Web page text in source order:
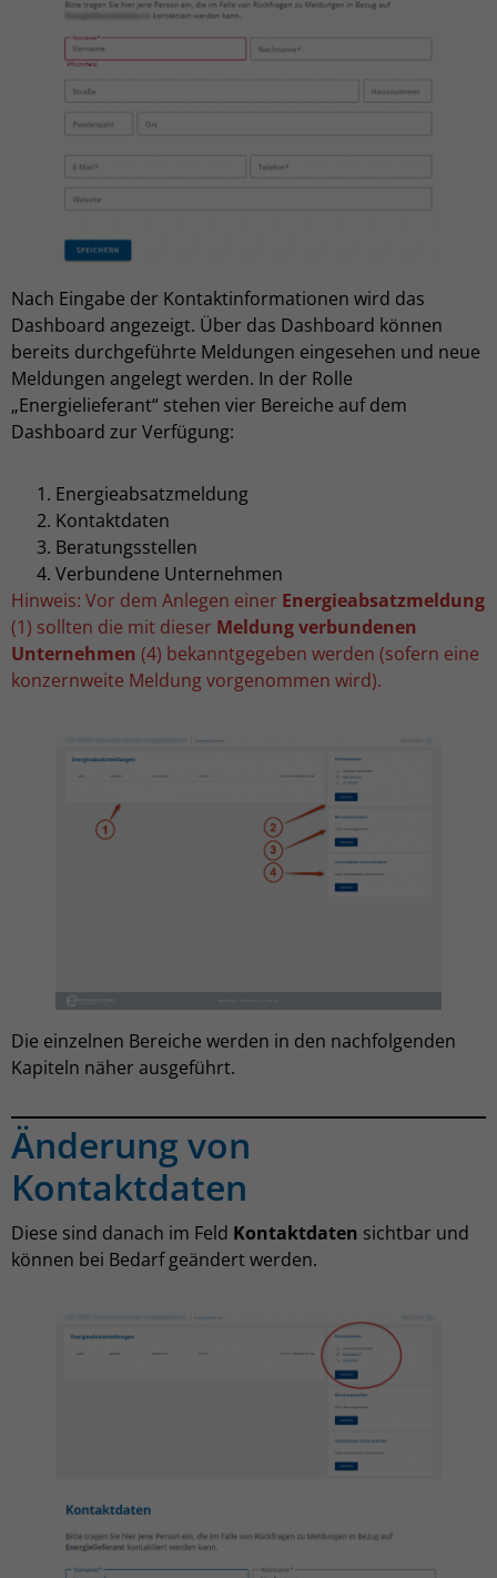
Nach Eingabe der Kontaktinformationen wird das
Dashboard angezeigt. Über das Dashboard können
bereits durchgeführte Meldungen eingesehen und neue
Meldungen angelegt werden. In der Rolle
„Energielieferant“ stehen vier Bereiche auf dem
Dashboard zur Verfügung:
Energieabsatzmeldung
Kontaktdaten
Beratungsstellen
Verbundene Unternehmen
Hinweis: Vor dem Anlegen einer Energieabsatzmeldung
(1) sollten die mit dieser Meldung verbundenen
Unternehmen (4) bekanntgegeben werden (sofern eine
konzernweite Meldung vorgenommen wird).
Die einzelnen Bereiche werden in den nachfolgenden
Kapiteln näher ausgeführt.
Änderung von
Kontaktdaten
Diese sind danach im Feld Kontaktdaten sichtbar und
können bei Bedarf geändert werden.